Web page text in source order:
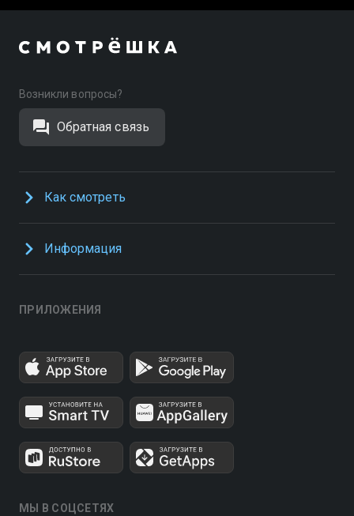
Возникли вопросы?
Обратная связь
Как смотреть
Информация
ПРИЛОЖЕНИЯ
МЫ В СОЦСЕТЯХ